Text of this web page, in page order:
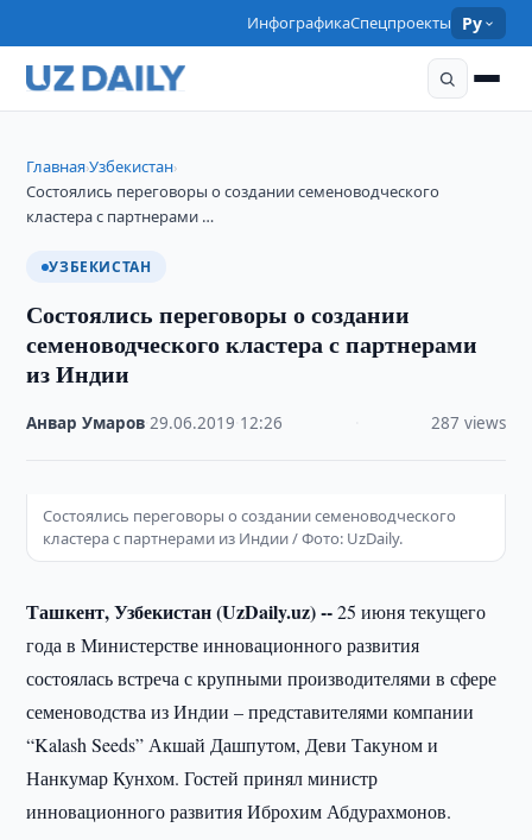
ИнфографикаСпецпроекты Ру
Главная›Узбекистан›
Состоялись переговоры о создании семеноводческого
кластера с партнерами …
УЗБЕКИСТАН
Состоялись переговоры о создании
семеноводческого кластера с партнерами
из Индии
Анвар Умаров ·29.06.2019 12:26 287 views
Состоялись переговоры о создании семеноводческого
кластера с партнерами из Индии / Фото: UzDaily.
Ташкент, Узбекистан (UzDaily.uz) --25 июня текущего
года в Министерстве инновационного развития
состоялась встреча с крупными производителями в сфере
семеноводства из Индии – представителями компании
“Kalash Seeds” Акшай Дашпутом, Деви Такуном и
Нанкумар Кунхом. Гостей принял министр
инновационного развития Иброхим Абдурахмонов.